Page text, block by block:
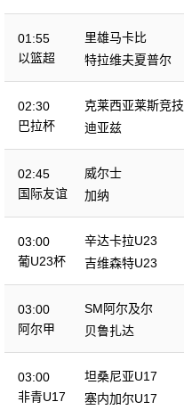
01:55
以篮超
里雄马卡比
特拉维夫夏普尔
02:30
巴拉杯
克莱西亚莱斯竞技
迪亚兹
02:45
国际友谊
威尔士
加纳
03:00
葡U23杯
辛达卡拉U23
吉维森特U23
03:00
阿尔甲
SM阿尔及尔
贝鲁扎达
03:00
非青U17
坦桑尼亚U17
塞内加尔U17